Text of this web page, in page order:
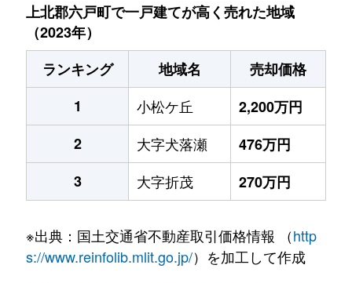
上北郡六戸町で一戸建てが高く売れた地域
（2023年）
ランキング
地域名
売却価格
1
小松ケ丘
2,200万円
2
大字犬落瀬
476万円
3
大字折茂 270万円
※出典：国土交通省不動産取引価格情報 （http
s://www.reinfolib.mlit.go.jp/）を加工して作成